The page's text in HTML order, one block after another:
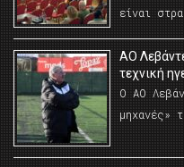
είναι
ΑΟ
τεχνική
Ο ΑΟ
μηχανές»